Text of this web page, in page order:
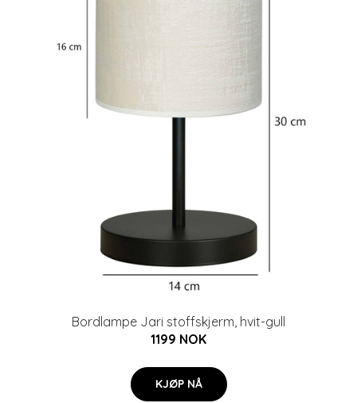
Bordlampe Jari stoffskjerm, hvit-gull
1199 NOK
KJØP NÅ